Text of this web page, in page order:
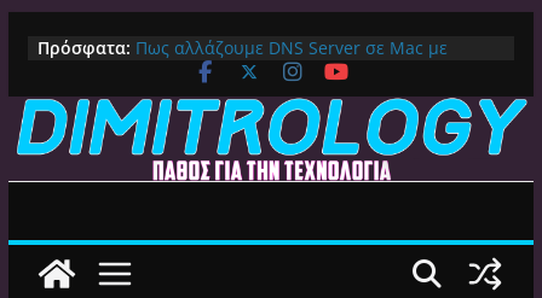
περιεχόμενο
Πρόσφατα: Πως αλλάζουμε DNS Server σε Mac με
MacOS Ventura (Macbook, Mac Mini, iMac,
κλπ)
IPVanish Προσφορά: 83% Έκπτωση στο
Premium VPN – Δες γιατί αξίζει
Alive GR Kodi: Γιατί Δεν Λειτουργεί Πλέον το
Android TV | CX File Explorer, Καθαρισμός
Ο Καλύτερος Launcher για Android TV /